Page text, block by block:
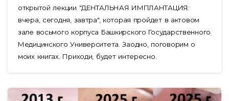
открытой лекции "ДЕНТАЛЬНАЯ ИМПЛАНТАЦИЯ:
вчера, сегодня, завтра", которая пройдет в актовом
зале восьмого корпуса Башкирского Государственного
Медицинского Университета. Заодно, поговорим о
моих книгах. Приходи, будет интересно.